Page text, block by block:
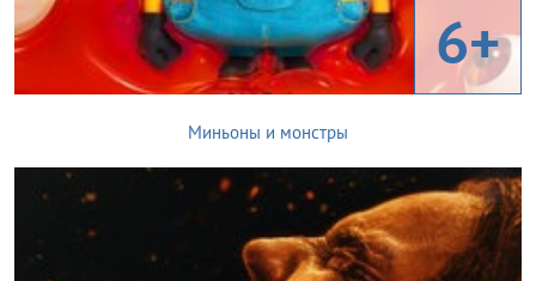
6+
Миньоны и монстры